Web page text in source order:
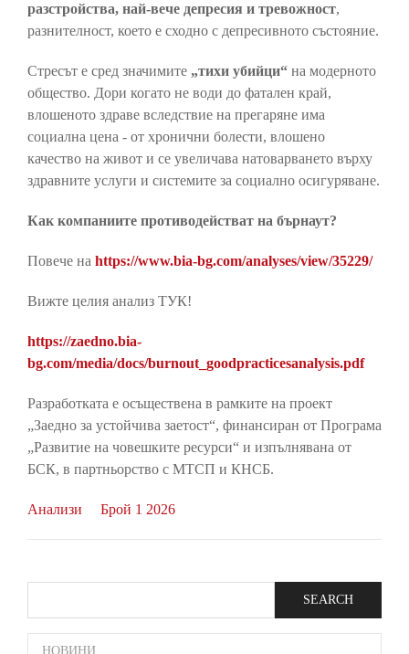
разстройства, най-вече депресия и тревожност,
разнителност, което е сходно с депресивното състояние.
Стресът е сред значимите „тихи убийци“ на модерното
общество. Дори когато не води до фатален край,
влошеното здраве вследствие на прегаряне има
социална цена - от хронични болести, влошено
качество на живот и се увеличава натоварването върху
здравните услуги и системите за социално осигуряване.
Как компаниите противодействат на бърнаут?
Повече на https://www.bia-bg.com/analyses/view/35229/
Вижте целия анализ ТУК!
https://zaedno.bia-
bg.com/media/docs/burnout_goodpracticesanalysis.pdf
Разработката е осъществена в рамките на проект
„Заедно за устойчива заетост“, финансиран от Програма
„Развитие на човешките ресурси“ и изпълнявана от
БСК, в партньорство с МТСП и КНСБ.
Анализи Брой 1 2026
НОВИНИ